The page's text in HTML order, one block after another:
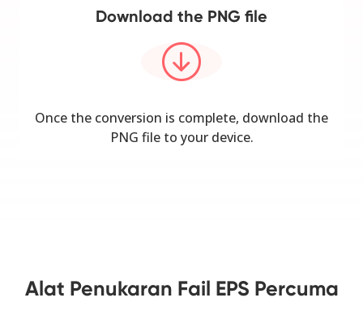
Download the PNG file
Once the conversion is complete, download the
PNG file to your device.
Alat Penukaran Fail EPS Percuma